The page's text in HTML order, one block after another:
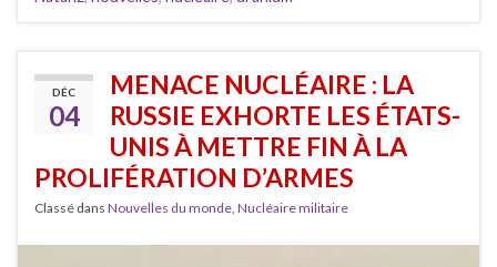
DÉC
04
MENACE NUCLÉAIRE : LA
RUSSIE EXHORTE LES ÉTATS-
UNIS À METTRE FIN À LA
PROLIFÉRATION D’ARMES
Classé dans Nouvelles du monde, Nucléaire militaire